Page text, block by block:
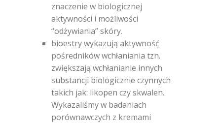
znaczenie w biologicznej
aktywności i możliwości
“odżywiania” skóry.
bioestry wykazują aktywność
pośredników wchłaniania tzn.
zwiększają wchłanianie innych
substancji biologicznie czynnych
takich jak: likopen czy skwalen.
Wykazaliśmy w badaniach
porównawczych z kremami